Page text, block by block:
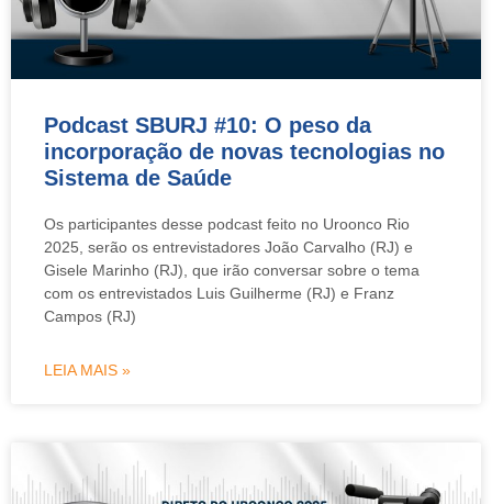
Podcast SBURJ #10: O peso da
incorporação de novas tecnologias no
Sistema de Saúde
Os participantes desse podcast feito no Uroonco Rio
2025, serão os entrevistadores João Carvalho (RJ) e
Gisele Marinho (RJ), que irão conversar sobre o tema
com os entrevistados Luis Guilherme (RJ) e Franz
Campos (RJ)
LEIA MAIS »